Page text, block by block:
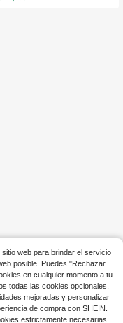
web para brindar el servicio
posible. Puedes "Rechazar
en cualquier momento a tu
todas las cookies opcionales,
mejoradas y personalizar
de compra con SHEIN.
estrictamente necesarias